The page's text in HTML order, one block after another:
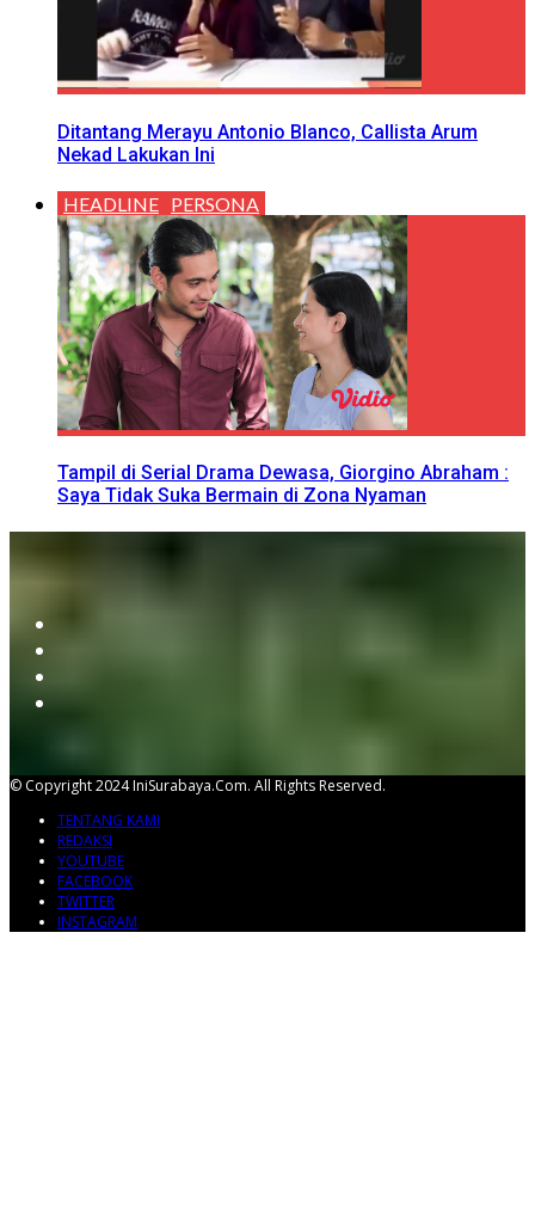
Ditantang Merayu Antonio Blanco, Callista Arum
Nekad Lakukan Ini
HEADLINE PERSONA
Tampil di Serial Drama Dewasa, Giorgino Abraham :
Saya Tidak Suka Bermain di Zona Nyaman
© Copyright 2024 IniSurabaya.com. All Rights Reserved.
TENTANG KAMI
REDAKSI
YOUTUBE
FACEBOOK
TWITTER
INSTAGRAM